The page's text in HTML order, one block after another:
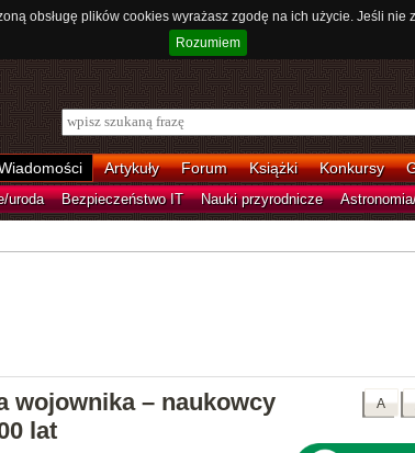
obsługę plików cookies wyrażasz zgodę na ich użycie. Jeśli
Rozumiem
Artykuły Forum Książki Konkursy
uroda Bezpieczeństwo IT Nauki przyrodnicze
A
wojownika – naukowcy
lat